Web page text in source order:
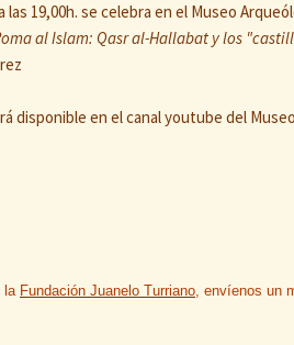
las 19,00h. se celebra en el Museo
al Islam: Qasr al-Hallabat y los
disponible en el canal youtube del
la Fundación Juanelo Turriano, envíenos un